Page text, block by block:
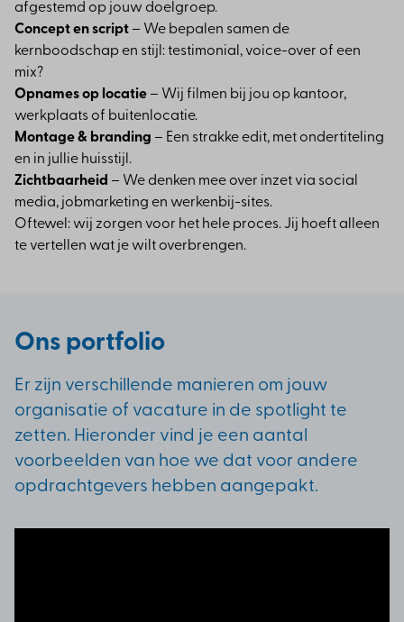
afgestemd op jouw doelgroep.
Concept en script – We bepalen samen de
kernboodschap en stijl: testimonial, voice-over of een
mix?
Opnames op locatie – Wij filmen bij jou op kantoor,
werkplaats of buitenlocatie.
Montage & branding – Een strakke edit, met ondertiteling
en in jullie huisstijl.
Zichtbaarheid – We denken mee over inzet via social
media, jobmarketing en werkenbij-sites.
Oftewel: wij zorgen voor het hele proces. Jij hoeft alleen
te vertellen wat je wilt overbrengen.
Ons portfolio
Er zijn verschillende manieren om jouw
organisatie of vacature in de spotlight te
zetten. Hieronder vind je een aantal
voorbeelden van hoe we dat voor andere
opdrachtgevers hebben aangepakt.